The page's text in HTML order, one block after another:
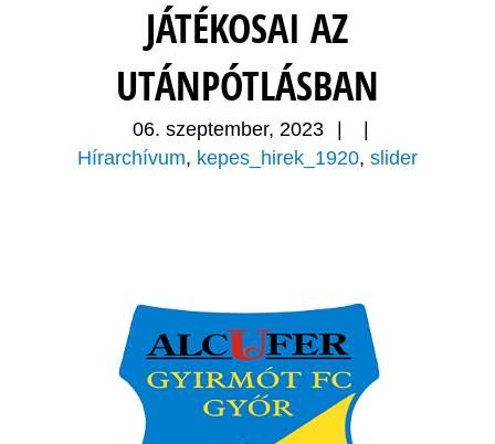
JÁTÉKOSAI AZ
UTÁNPÓTLÁSBAN
06. szeptember, 2023
Hírarchívum, kepes_hirek_1920, slider